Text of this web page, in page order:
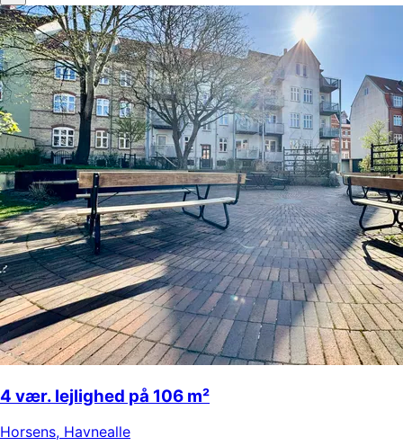
4 vær. lejlighed på 106 m²
Horsens, Havnealle